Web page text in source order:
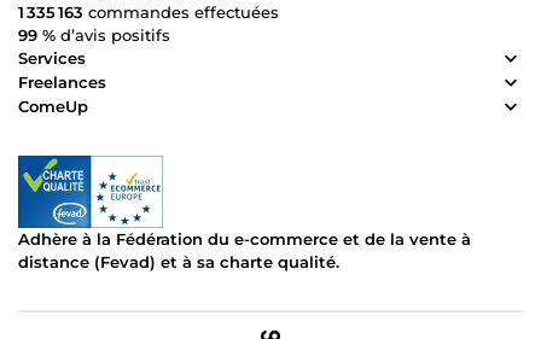
1 335 163 commandes effectuées
99 % d’avis positifs
Services
Freelances
ComeUp
Adhère à la Fédération du e-commerce et de la vente à
distance (Fevad) et à sa charte qualité.